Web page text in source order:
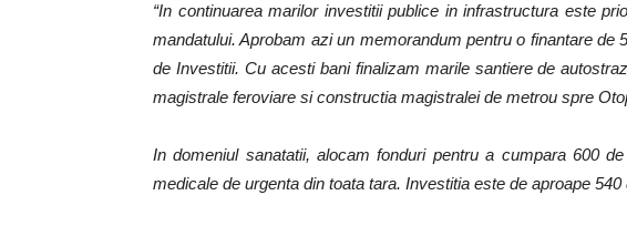
“In continuarea marilor investitii publice in infrastructura este
mandatului. Aprobam azi un memorandum pentru o finantare de
de Investitii. Cu acesti bani finalizam marile santiere de
magistrale feroviare si constructia magistralei de metrou spre
In domeniul sanatatii, alocam fonduri pentru a cumpara 600
medicale de urgenta din toata tara. Investitia este de aproape